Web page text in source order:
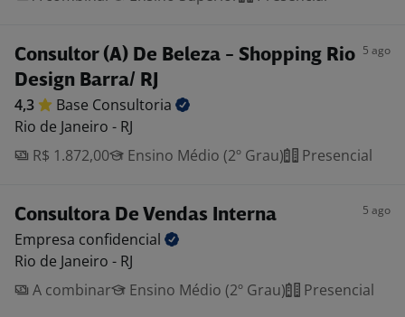
Consultor (A) De Beleza - Shopping Rio
Design Barra/ RJ
5 ago
4,3 Base Consultoria
Rio de Janeiro - RJ
R$ 1.872,00
Ensino Médio (2º Grau) Presencial
Consultora De Vendas Interna 5 ago
Empresa confidencial
Rio de Janeiro - RJ
A combinar
Ensino Médio (2º Grau) Presencial